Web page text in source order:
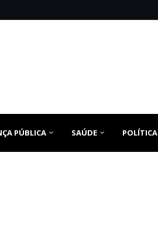
PÚBLICA SAÚDE POLÍTICA